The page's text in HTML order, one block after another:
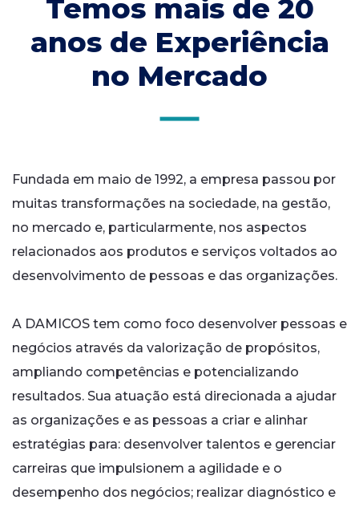
Temos mais de 20
anos de Experiência
no Mercado
Fundada em maio de 1992, a empresa passou por
muitas transformações na sociedade, na gestão,
no mercado e, particularmente, nos aspectos
relacionados aos produtos e serviços voltados ao
desenvolvimento de pessoas e das organizações.
A DAMICOS tem como foco desenvolver pessoas e
negócios através da valorização de propósitos,
ampliando competências e potencializando
resultados. Sua atuação está direcionada a ajudar
as organizações e as pessoas a criar e alinhar
estratégias para: desenvolver talentos e gerenciar
carreiras que impulsionem a agilidade e o
desempenho dos negócios; realizar diagnóstico e